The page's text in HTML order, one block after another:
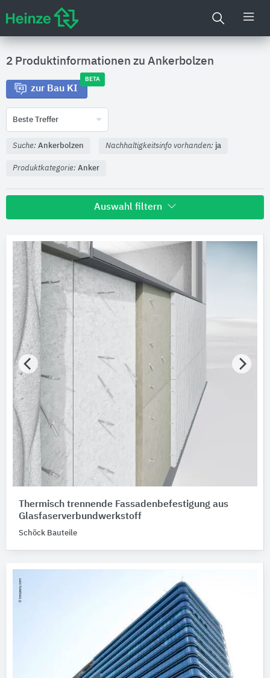
2 Produktinformationen zu Ankerbolzen
zur Bau KI
BETA
Beste Treffer
Suche: Ankerbolzen Nachhaltigkeitsinfo vorhanden: ja
Produktkategorie: Anker
Auswahl filtern
Leviat
Schöck Bauteile
Nachhaltigkeit
Nachhaltigkeitsinfo vorhanden
Umweltdeklarationen (EPDs)
Zertifizierungen
Bitte auswählen
Produktkategorie
Anker
Ankerbolzen
Gebäude-Bauteile
Bitte auswählen
Art der Anker
Thermisch trennende Fassadenbefestigung aus
Glasfaserverbundwerkstoff
Schöck Bauteile